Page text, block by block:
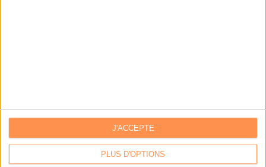
PLUS D'OPTIONS
J'ACCEPTE
Communiquer avec Archimag|Communiquer avec ACE